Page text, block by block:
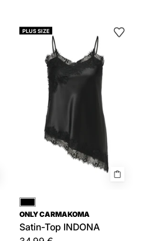
INDONA
PLUS SIZE
Schwarz
ONLY CARMAKOMA
Satin-Top INDONA